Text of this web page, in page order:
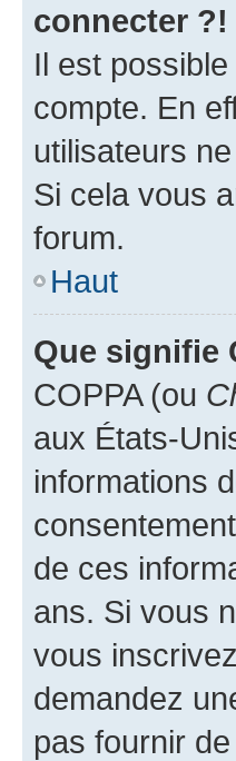
connecter ?!
Il est
compte. En
utilisateurs
Si cela vous
forum.
Haut
Que signifie
COPPA (ou
aux États-
informations
consentement
de ces
ans. Si vous
vous
demandez
pas fournir